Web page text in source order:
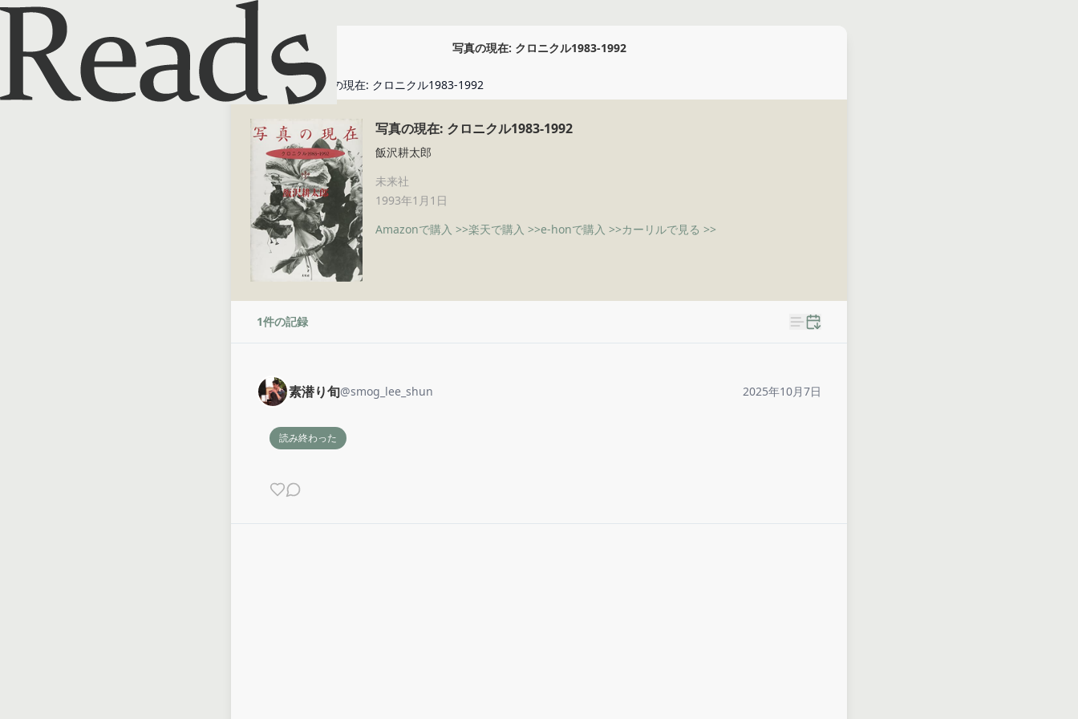
写真の現在: クロニクル1983-1992
写真の現在: クロニクル1983-1992
写真の現在: クロニクル1983-1992
飯沢耕太郎
未来社
1993年1月1日
Amazonで購入 >>楽天で購入 >>e-honで購入 >>カーリルで見る >>
1件の記録
素潜り旬@smog_lee_shun 2025年10月7日
読み終わった